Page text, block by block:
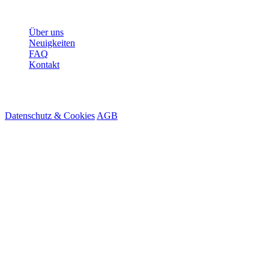
Über uns
Neuigkeiten
FAQ
Kontakt
Datenschutz & Cookies AGB